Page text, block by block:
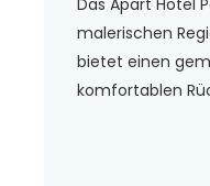
malerischen
bietet einen
komfortablen